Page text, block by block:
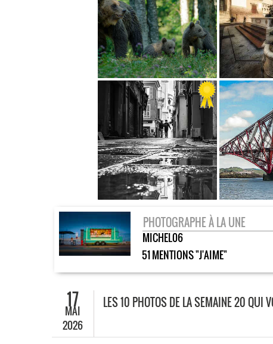
PHOTOGRAPHE À LA UNE
MICHEL06
51 MENTIONS "J'AIME"
17
MAI
2026
LES 10 PHOTOS DE LA SEMAINE 20 QUI